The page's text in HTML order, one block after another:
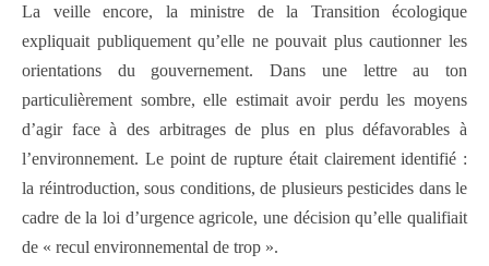
La veille encore, la ministre de la Transition écologique
expliquait publiquement qu’elle ne pouvait plus cautionner les
orientations du gouvernement. Dans une lettre au ton
particulièrement sombre, elle estimait avoir perdu les moyens
d’agir face à des arbitrages de plus en plus défavorables à
l’environnement. Le point de rupture était clairement identifié :
la réintroduction, sous conditions, de plusieurs pesticides dans le
cadre de la loi d’urgence agricole, une décision qu’elle qualifiait
de « recul environnemental de trop ».